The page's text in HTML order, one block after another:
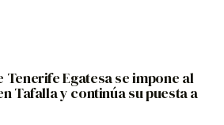
Tenerife Egatesa se impone al
Tafalla y continúa su puesta a